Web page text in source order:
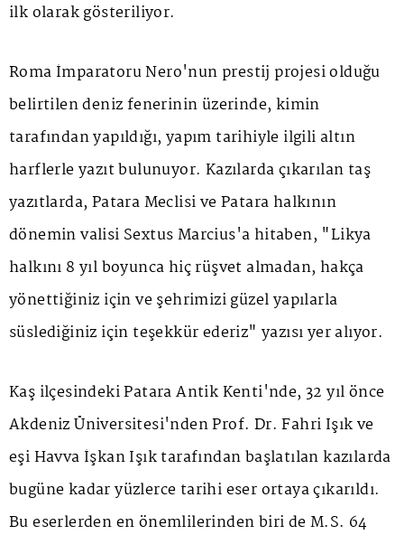
ilk olarak gösteriliyor.
Roma İmparatoru Nero'nun prestij projesi olduğu
belirtilen deniz fenerinin üzerinde, kimin
tarafından yapıldığı, yapım tarihiyle ilgili altın
harflerle yazıt bulunuyor. Kazılarda çıkarılan taş
yazıtlarda, Patara Meclisi ve Patara halkının
dönemin valisi Sextus Marcius'a hitaben, "Likya
halkını 8 yıl boyunca hiç rüşvet almadan, hakça
yönettiğiniz için ve şehrimizi güzel yapılarla
süslediğiniz için teşekkür ederiz" yazısı yer alıyor.
Kaş ilçesindeki Patara Antik Kenti'nde, 32 yıl önce
Akdeniz Üniversitesi'nden Prof. Dr. Fahri Işık ve
eşi Havva İşkan Işık tarafından başlatılan kazılarda
bugüne kadar yüzlerce tarihi eser ortaya çıkarıldı.
Bu eserlerden en önemlilerinden biri de M.S. 64